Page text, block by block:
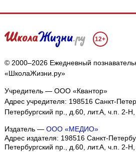
12+
© 2000–2026 Ежедневный
«ШколаЖизни.ру»
Учредитель — ООО «Квантор»
Адрес учредителя: 198516 Санкт-
Петербургский пр., д.60, лит.А, ч.п. 2-
Издатель — ООО «МЕДИО»
Адрес издателя: 198516 Санкт-
Петербургский пр., д.60, лит.А, ч.п. 2-